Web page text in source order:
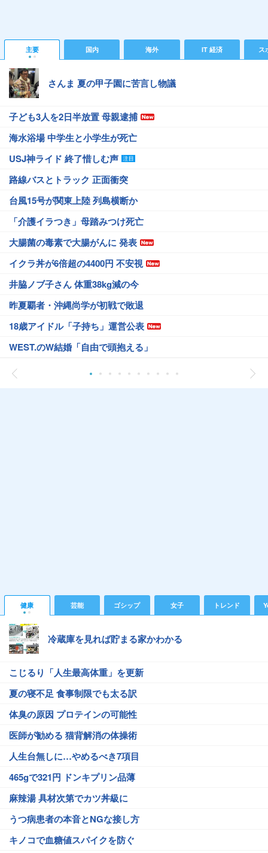
主要 国内 海外 IT 経済 ス
さんま 夏の甲子園に苦言し物議
子ども3人を2日半放置 母親逮捕
海水浴場 中学生と小学生が死亡
USJ神ライド 終了惜しむ声
路線バスとトラック 正面衝突
台風15号が関東上陸 列島横断か
「介護イラつき」母踏みつけ死亡
大腸菌の毒素で大腸がんに 発表
イクラ丼が6倍超の4400円 不安視
井脇ノブ子さん 体重38kg減の今
昨夏覇者・沖縄尚学が初戦で敗退
18歳アイドル「子持ち」運営公表
WEST.のW結婚「自由で頭抱える」
健康 芸能 ゴシップ 女子 トレンド
冷蔵庫を見れば貯まる家かわかる
こじるり「人生最高体重」を更新
夏の寝不足 食事制限でも太る訳
体臭の原因 プロテインの可能性
医師が勧める 猫背解消の体操術
人生台無しに…やめるべき7項目
465gで321円 ドンキプリン品薄
麻辣湯 具材次第でカツ丼級に
うつ病患者の本音とNGな接し方
キノコで血糖値スパイクを防ぐ